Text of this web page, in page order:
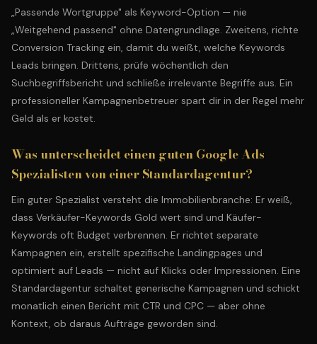
„Passende Wortgruppe" als Keyword-Option — nie
„Weitgehend passend" ohne Datengrundlage. Zweitens, richte
Conversion Tracking ein, damit du weißt, welche Keywords
Leads bringen. Drittens, prüfe wöchentlich den
Suchbegriffsbericht und schließe irrelevante Begriffe aus. Ein
professioneller Kampagnenbetreuer spart dir in der Regel mehr
Geld als er kostet.
Was unterscheidet einen guten Google Ads
Spezialisten von einer Standardagentur?
Ein guter Spezialist versteht die Immobilienbranche: Er weiß,
dass Verkäufer-Keywords Gold wert sind und Käufer-
Keywords oft Budget verbrennen. Er richtet separate
Kampagnen ein, erstellt spezifische Landingpages und
optimiert auf Leads — nicht auf Klicks oder Impressionen. Eine
Standardagentur schaltet generische Kampagnen und schickt
monatlich einen Bericht mit CTR und CPC — aber ohne
Kontext, ob daraus Aufträge geworden sind.